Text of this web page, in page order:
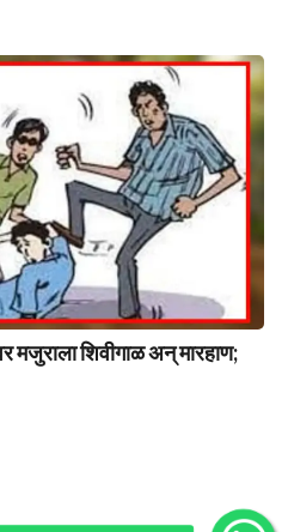
मजुराला शिवीगाळ अन् मारहाण;